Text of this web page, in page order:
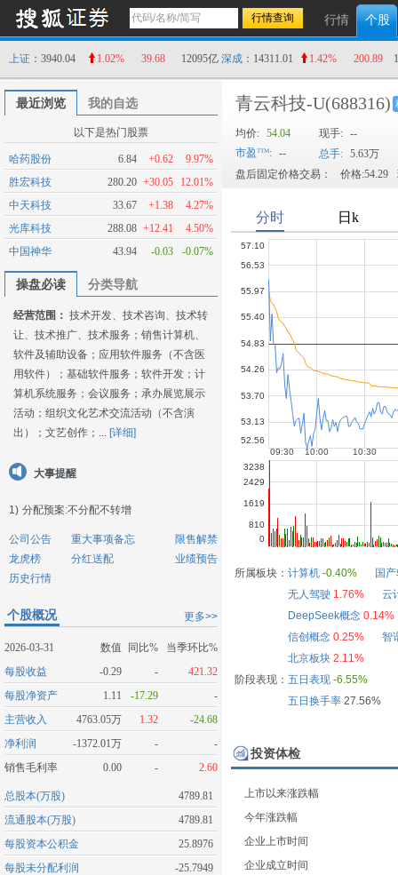
行情 个股
上证 ：3940.04 1.02% 39.68 12095亿 深成 ：14311.01 1.42% 200.89
最近浏览 我的自选
以下是热门股票
哈药股份 6.84 +0.62
9.97%
胜宏科技
280.20 +30.05
12.01%
中天科技
33.67 +1.38
4.27%
光库科技
288.08 +12.41
4.50%
中国神华
43.94 -0.03 -0.07%
操盘必读 分类导航
经营范围： 技术开发、技术咨询、技术转
让、技术推广、技术服务；销售计算机、
软件及辅助设备；应用软件服务（不含医
用软件）；基础软件服务；软件开发；计
算机系统服务；会议服务；承办展览展示
活动；组织文化艺术交流活动（不含演
出）；文艺创作；... [详细]
大事提醒
1) 分配预案:不分配不转增
公司公告 重大事项备忘
限售解禁
龙虎榜
分红送配
业绩预告
历史行情
更多>>
个股概况
2026-03-31 数值 同比%
当季环比%
每股收益
-0.29 -
421.32
每股净资产
1.11 -17.29
-
主营收入
4763.05万 1.32
-24.68
净利润
-1372.01万 -
-
销售毛利率
0.00 - 2.60
总股本(万股)
4789.81
流通股本(万股)
4789.81
每股资本公积金
25.8976
每股未分配利润
-25.7949
青云科技-U(688316)
均价: 54.04 现手: --
市盈
: -- 总手: 5.63万
盘后固定价格交易：
价格:54.29
所属板块： 计算机 -0.40%
国
无人驾驶 1.76%
云
DeepSeek概念 0.14%
信创概念 0.25%
智
北京板块 2.11%
阶段表现： 五日表现 -6.55%
五日换手率27.56%
投资体检
上市以来涨跌幅
今年涨跌幅
企业上市时间
企业成立时间